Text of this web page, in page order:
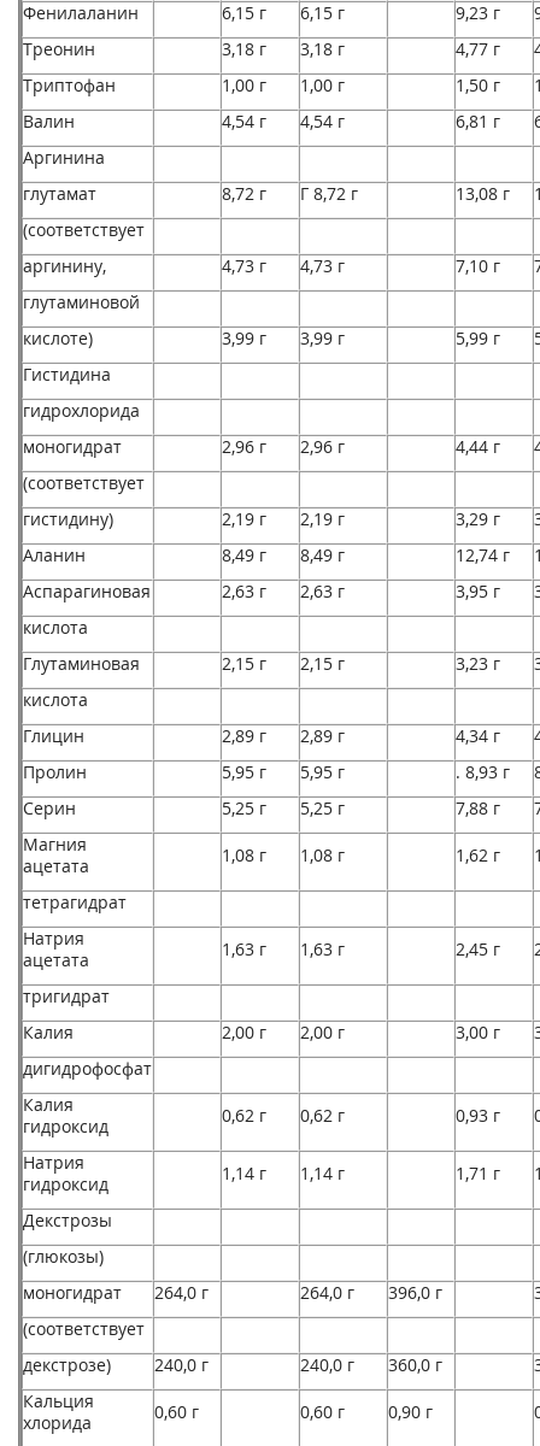
Фенилаланин
6,15 г 6,15 г 9,23 г
Треонин
3,18 г 3,18 г 4,77 г
Триптофан
1,00 г 1,00 г 1,50 г
Валин
4,54 г 4,54 г 6,81 г
Аргинина
глутамат
8,72 г Г 8,72 г 13,08 г
(соответствует
аргинину,
4,73 г 4,73 г 7,10 г
глутаминовой
кислоте)
3,99 г 3,99 г 5,99 г
Гистидина
гидрохлорида
моногидрат
2,96 г 2,96 г 4,44 г
(соответствует
гистидину)
2,19 г 2,19 г 3,29 г
Аланин
8,49 г 8,49 г 12,74 г
Аспарагиновая
2,63 г 2,63 г 3,95 г
кислота
Глутаминовая
2,15 г 2,15 г 3,23 г
кислота
Глицин
2,89 г 2,89 г 4,34 г
Пролин
5,95 г 5,95 г . 8,93 г
Серин
5,25 г 5,25 г 7,88 г
Магния
ацетата
1,08 г 1,08 г 1,62 г
тетрагидрат
Натрия
ацетата
1,63 г 1,63 г 2,45 г
тригидрат
Калия
2,00 г 2,00 г 3,00 г
дигидрофосфат
Калия
гидроксид
0,62 г 0,62 г 0,93 г
Натрия
гидроксид
1,14 г 1,14 г 1,71 г
Декстрозы
(глюкозы)
моногидрат
264,0 г 264,0 г 396,0 г
(соответствует
декстрозе)
240,0 г 240,0 г 360,0 г
Кальция
хлорида
0,60 г 0,60 г 0,90 г